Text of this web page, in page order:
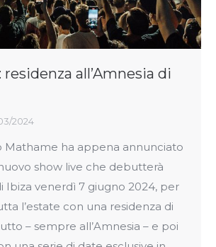
all’Amnesia di
2024
Mathame ha appena annunciato
nuovo show live che debutterà
Ibiza venerdì 7 giugno 2024, per
l’estate con una residenza di
– sempre all’Amnesia – e poi